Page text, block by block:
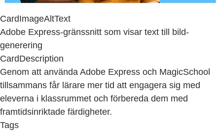
CardImageAltText
Adobe Express-gränssnitt som visar text till bild-
generering
CardDescription
Genom att använda Adobe Express och MagicSchool
tillsammans får lärare mer tid att engagera sig med
eleverna i klassrummet och förbereda dem med
framtidsinriktade färdigheter.
Tags